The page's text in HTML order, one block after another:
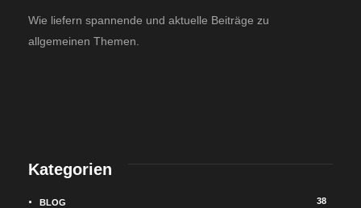
Wie liefern spannende und aktuelle Beiträge zu
allgemeinen Themen.
Kategorien
BLOG 38